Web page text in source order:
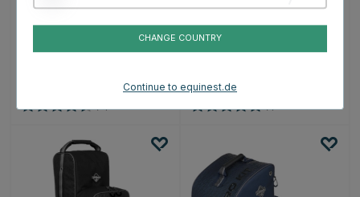
Marineblau
(4)
Logo Schwarz
(1)
CHANGE COUNTRY
Continue to equinest.de